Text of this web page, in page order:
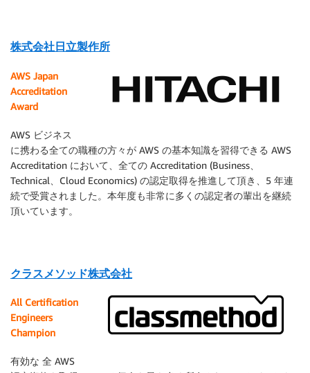
株式会社日立製作所
AWS Japan
Accreditation
Award
AWS ビジネス
に携わる全ての職種の方々が AWS の基本知識を習得できる AWS
Accreditation において、全ての Accreditation (Business、
Technical、Cloud Economics) の認定取得を推進して頂き、5 年連
続で受賞されました。本年度も非常に多くの認定者の輩出を継続
頂いています。
クラスメソッド株式会社
All Certification
Engineers
Champion
有効な 全 AWS